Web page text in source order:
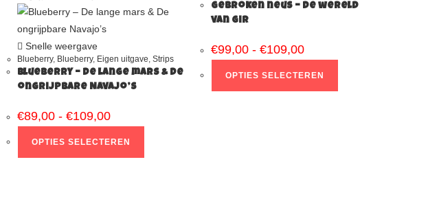
Snelle weergave
Blueberry, Blueberry, Eigen uitgave, Strips
Blueberry – De lange mars & De
ongrijpbare Navajo’s
€89,00 - €109,00
OPTIES SELECTEREN
Gebroken neus – De wereld
van Gir
€99,00 - €109,00
OPTIES SELECTEREN